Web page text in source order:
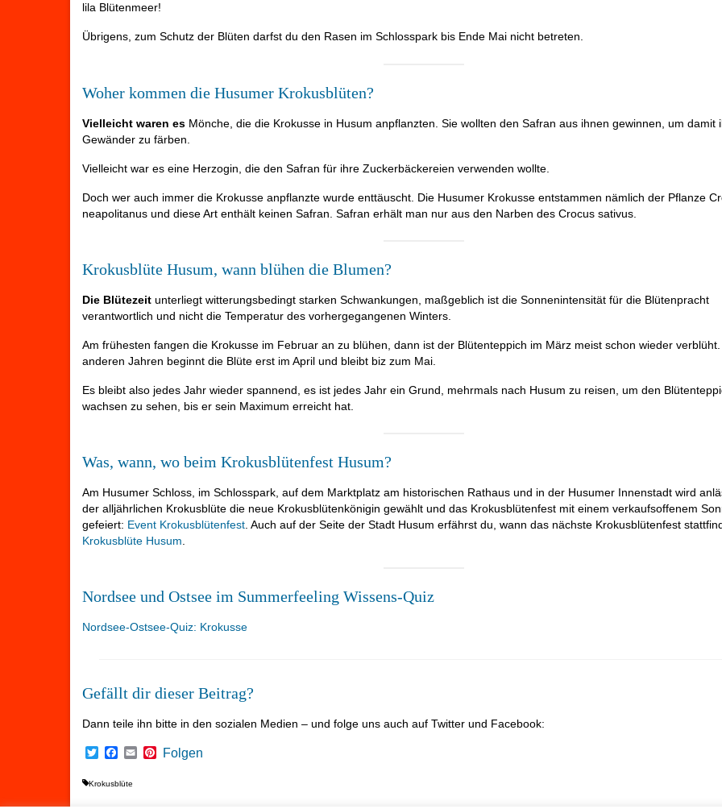
lila Blütenmeer!
Übrigens, zum Schutz der Blüten darfst du den Rasen im Schlosspark bis Ende Mai nicht betreten.
Woher kommen die Husumer Krokusblüten?
Vielleicht waren es Mönche, die die Krokusse in Husum anpflanzten. Sie wollten den Safran aus ihnen gewinnen, um damit
Gewänder zu färben.
Vielleicht war es eine Herzogin, die den Safran für ihre Zuckerbäckereien verwenden wollte.
Doch wer auch immer die Krokusse anpflanzte wurde enttäuscht. Die Husumer Krokusse entstammen nämlich der Pflanze
neapolitanus und diese Art enthält keinen Safran. Safran erhält man nur aus den Narben des Crocus sativus.
Krokusblüte Husum, wann blühen die Blumen?
Die Blütezeit unterliegt witterungsbedingt starken Schwankungen, maßgeblich ist die Sonnenintensität für die Blütenpracht
verantwortlich und nicht die Temperatur des vorhergegangenen Winters.
Am frühesten fangen die Krokusse im Februar an zu blühen, dann ist der Blütenteppich im März meist schon wieder verblüht.
anderen Jahren beginnt die Blüte erst im April und bleibt biz zum Mai.
Es bleibt also jedes Jahr wieder spannend, es ist jedes Jahr ein Grund, mehrmals nach Husum zu reisen, um den
wachsen zu sehen, bis er sein Maximum erreicht hat.
Was, wann, wo beim Krokusblütenfest Husum?
Am Husumer Schloss, im Schlosspark, auf dem Marktplatz am historischen Rathaus und in der Husumer Innenstadt wird
der alljährlichen Krokusblüte die neue Krokusblütenkönigin gewählt und das Krokusblütenfest mit einem verkaufsoffenem
gefeiert: Event Krokusblütenfest . Auch auf der Seite der Stadt Husum erfährst du, wann das nächste Krokusblütenfest
Krokusblüte Husum
Nordsee und Ostsee im Summerfeeling Wissens-Quiz
Nordsee-Ostsee-Quiz: Krokusse
Gefällt dir dieser Beitrag?
Dann teile ihn bitte in den sozialen Medien – und folge uns auch auf Twitter und Facebook:
TwitterFacebook
EmailPinterest
Folgen
Krokusblüte